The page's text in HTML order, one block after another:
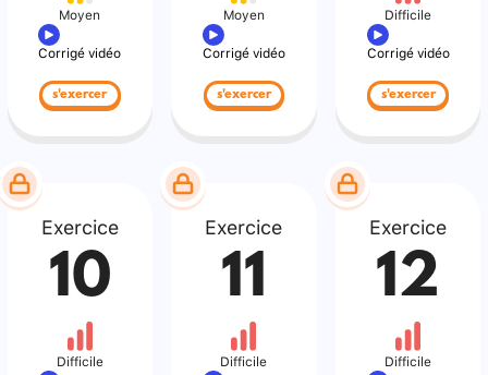
Moyen
Corrigé vidéo
s'exercer
Moyen
Corrigé vidéo
s'exercer
Difficile
Corrigé vidéo
s'exercer
Exercice
10
Difficile
Exercice
11
Difficile
Exercice
12
Difficile